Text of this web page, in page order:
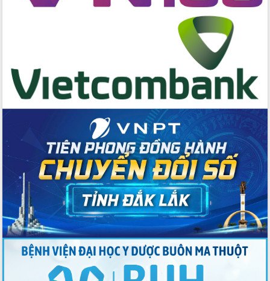
Phó Bí thư Tỉnh ủy Đắk Lắk Đỗ Hữu
Chuyển đổi số thư viện: Mở rộng
không gian tri thức trong thời đại số
Đánh giá, rút kinh nghiệm công tác tổ
chức diễn tập trước ngày bầu cử
Chương trình “Gặp gỡ hữu nghị –
Friendship Meeting New Year 2026”
Bầu cử Quốc hội và HĐND: Cử tri Đắk
Lắk gửi gắm niềm tin, kỳ vọng vào lá
phiếu
Đắk Lắk sẵn sàng các điều kiện cho
Ngày hội bầu cử đại biểu Quốc hội
khóa XVI và HĐND các cấp nhiệm kỳ
2026-2031
Đảm bảo cuộc bầu cử đại biểu Quốc
hội và đại biểu HĐND các cấp diễn ra
an toàn, hiệu quả, đúng quy định